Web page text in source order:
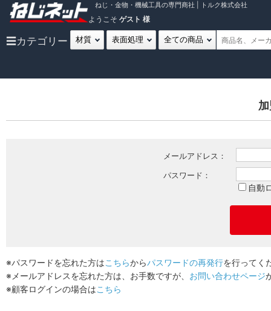
ねじ・金物・機械工具の専門商社 | トルク株式会社
ようこそ ゲスト 様
☰カテゴリー
メールアドレス：
パスワード：
自動
※パスワードを忘れた方はこちらからパスワードの再発行を行ってく
※メールアドレスを忘れた方は、お手数ですが、 お問い合わせページ
※顧客ログインの場合はこちら